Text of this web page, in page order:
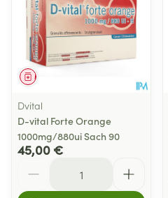
Médicament
Dvital
D-vital Forte Orange
1000mg/880ui Sach 90
45,00 €